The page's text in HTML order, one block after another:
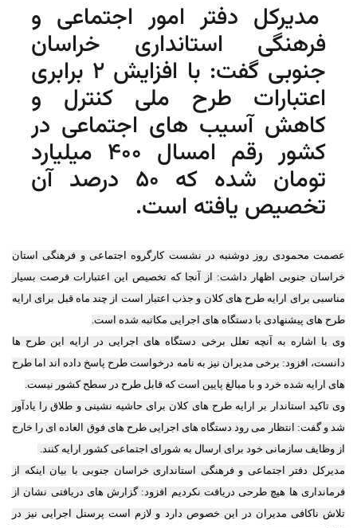
مدیرکل دفتر امور اجتماعی و
فرهنگی استانداری خراسان
جنوبی گفت: با افزایش 2 برابری
اعتبارات طرح ملی کنترل و
کاهش آسیب های اجتماعی در
کشور رقم امسال 400 میلیارد
تومان شده که 50 درصد آن
تخصیص یافته است.
عصمت محمودی روز دوشنبه در نشست کارگروه اجتماعی و فرهنگی استان
خراسان جنوبی اظهار داشت: از آنجا که تخصیص این اعتبارات فرصت بسیار
مناسبی برای ارایه طرح های کلان و جذب اعتبار است از چند ماه قبل برای ارایه
طرح های پیشنهادی با دستگاه های اجرایی مکاتبه شده است.
وی با اشاره به آنچه تعلل برخی دستگاه های اجرایی در ارایه این طرح ها
دانست، افزود: برخی مدیران نیز به نامه درخواست طرح پاسخ داده اند اما طرح
های ارایه شده خرد و با مبالغ پایین است که قابل طرح در سطح کشور نیست.
وی تاکید استاندار بر ارایه طرح های کلان برای حاشیه نشینی و طلاق را یادآور
شد و گفت: انتظار می رود دستگاه های اجرایی طرح های فوق العاده ای را خارج
از وظایف سازمانی خود برای ارسال به شورای اجتماعی کشور ارایه کنند.
مدیرکل دفتر اجتماعی و فرهنگی استانداری خراسان جنوبی با بیان اینکه از
فرمانداری ها هیچ طرحی دریافت نکردیم افزود: گزارش های دریافتی نشان از
تلاش ناکافی مدیران در این خصوص دارد و لازم است پرسنل اجرایی نیز در